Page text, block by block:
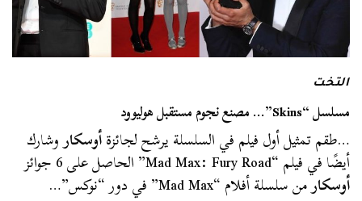
التخت
مسلسل “Skins”… مصنع نجوم مستقبل هوليوود
…طقم تمثيل أول فيلم في السلسلة يرشح لجائزةأوسكاروشارك
أيضًا في فيلم “Mad Max: Fury Road” الحاصل على 6 جوائز
أوسكارمن سلسلة أفلام “Mad Max” في دور “نوكس”…